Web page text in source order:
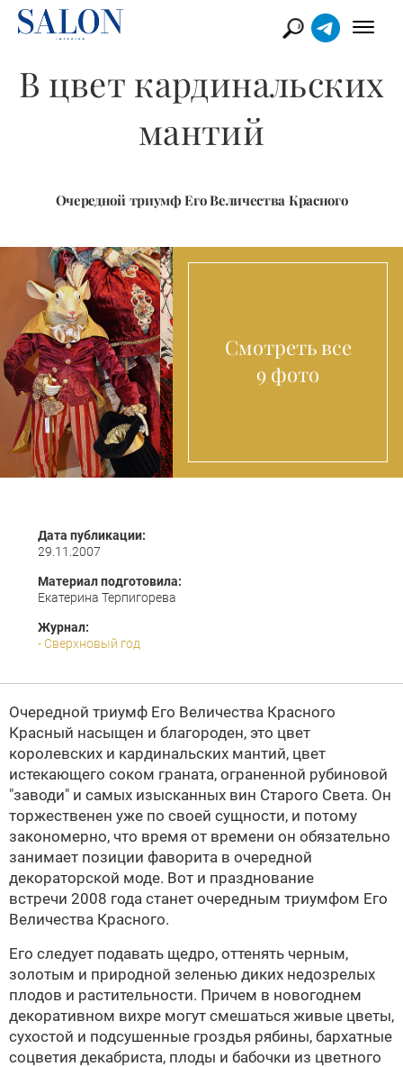
В цвет кардинальских
мантий
Очередной триумф Его Величества Красного
Смотреть все
9 фото
Дата публикации:
29.11.2007
Материал подготовила:
Екатерина Терпигорева
Журнал:
- Сверхновый год
Очередной триумф Его Величества Красного
Красный насыщен и благороден, это цвет
королевских и кардинальских мантий, цвет
истекающего соком граната, ограненной рубиновой
"заводи" и самых изысканных вин Старого Света. Он
торжественен уже по своей сущности, и потому
закономерно, что время от времени он обязательно
занимает позиции фаворита в очередной
декораторской моде. Вот и празднование
встречи 2008 года станет очередным триумфом Его
Величества Красного.
Его следует подавать щедро, оттенять черным,
золотым и природной зеленью диких недозрелых
плодов и растительности. Причем в новогоднем
декоративном вихре могут смешаться живые цветы,
сухостой и подсушенные гроздья рябины, бархатные
соцветия декабриста, плоды и бабочки из цветного